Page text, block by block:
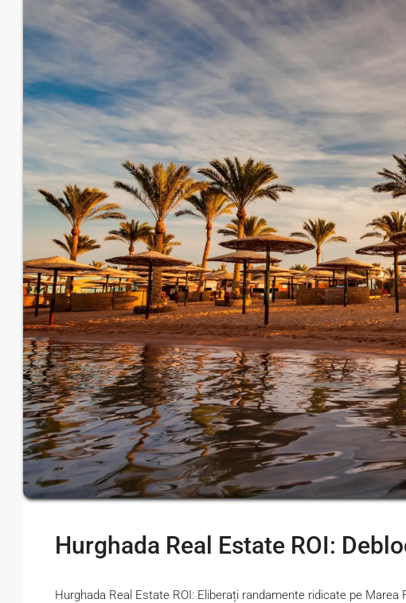
Hurghada Real Estate ROI:
Hurghada Real Estate ROI: Eliberați randamente ridicate pe